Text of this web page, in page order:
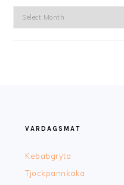
Arkiv
VARDAGSMAT
Kebabgryta
Tjockpannkaka